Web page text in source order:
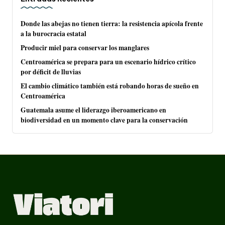
Donde las abejas no tienen tierra: la resistencia apícola frente
a la burocracia estatal
Producir miel para conservar los manglares
Centroamérica se prepara para un escenario hídrico crítico
por déficit de lluvias
El cambio climático también está robando horas de sueño en
Centroamérica
Guatemala asume el liderazgo iberoamericano en
biodiversidad en un momento clave para la conservación